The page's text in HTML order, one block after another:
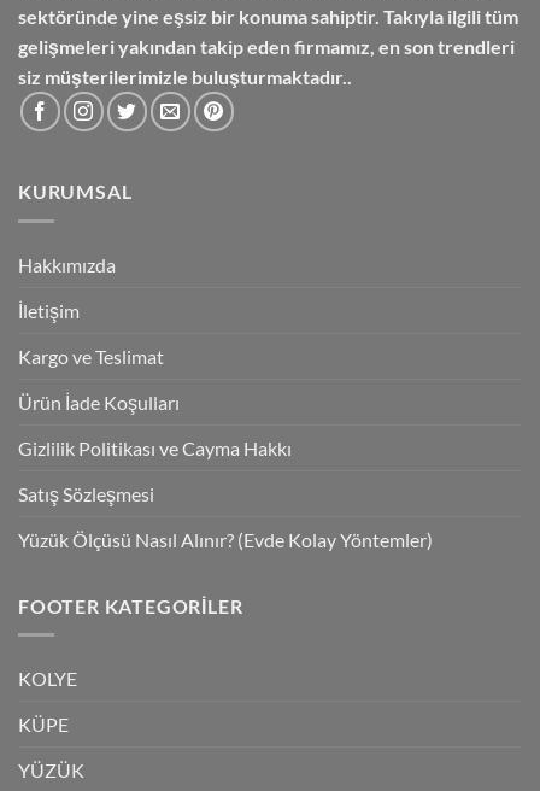
sektöründe yine eşsiz bir konuma sahiptir. Takıyla ilgili tüm
gelişmeleri yakından takip eden firmamız, en son trendleri
siz müşterilerimizle buluşturmaktadır..
KURUMSAL
Hakkımızda
İletişim
Kargo ve Teslimat
Ürün İade Koşulları
Gizlilik Politikası ve Cayma Hakkı
Satış Sözleşmesi
Yüzük Ölçüsü Nasıl Alınır? (Evde Kolay Yöntemler)
FOOTER KATEGORILER
KOLYE
KÜPE
YÜZÜK